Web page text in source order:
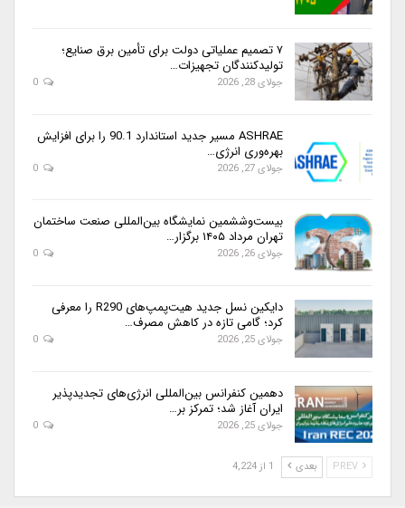
۷ تصمیم عملیاتی دولت برای تأمین برق صنایع؛
تولیدکنندگان تجهیزات…
جولای 28, 2026
ASHRAE مسیر جدید استاندارد 90.1 را برای افزایش
بهره‌وری انرژی…
جولای 27, 2026
بیست‌وششمین نمایشگاه بین‌المللی صنعت ساختمان
تهران مرداد ۱۴۰۵ برگزار…
جولای 26, 2026
دایکین نسل جدید هیت‌پمپ‌های R290 را معرفی
کرد؛ گامی تازه در کاهش مصرف…
جولای 25, 2026
دهمین کنفرانس بین‌المللی انرژی‌های تجدیدپذیر
ایران آغاز شد؛ تمرکز بر…
جولای 25, 2026
بعدی 1 از 4,224